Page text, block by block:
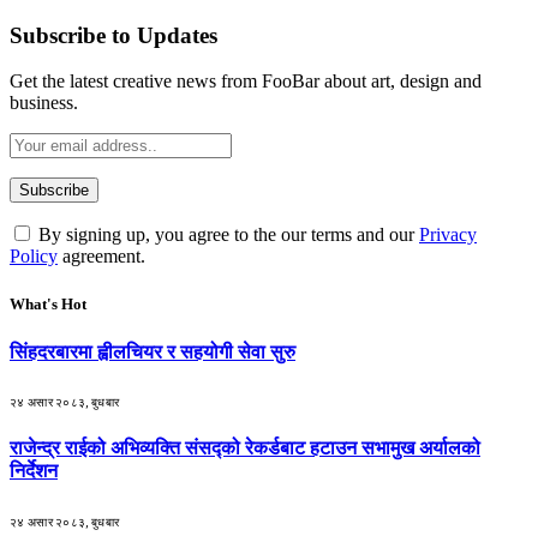
Subscribe to Updates
Get the latest creative news from FooBar about art, design and
business.
By signing up, you agree to the our terms and ourPrivacy
Policy agreement.
What's Hot
सिंहदरबारमा ह्वीलचियर र सहयोगी सेवा सुरु
२४ असार २०८३, बुधबार
राजेन्द्र राईको अभिव्यक्ति संसद्को रेकर्डबाट हटाउन सभामुख अर्यालको
निर्देशन
२४ असार २०८३, बुधबार